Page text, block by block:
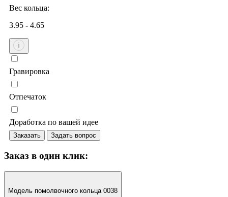
Вес кольца:
3.95 - 4.65
Гравировка
Отпечаток
Доработка по вашей идее
Заказать Задать вопрос
Заказ в один клик:
Модель помолвочного кольца 0038